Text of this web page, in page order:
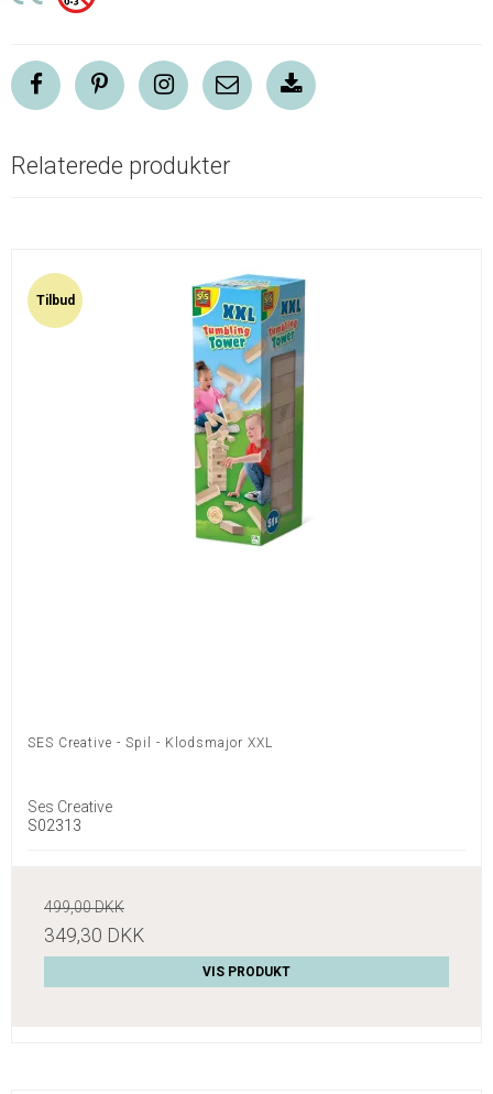
Relaterede produkter
Tilbud
SES Creative - Spil - Klodsmajor XXL
Ses Creative
S02313
499,00 DKK
349,30 DKK
VIS PRODUKT